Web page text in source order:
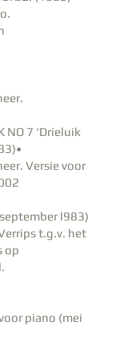
NO 7 ‘Drieluik
Versie voor
l983)
t.g.v. het
op
piano (mei